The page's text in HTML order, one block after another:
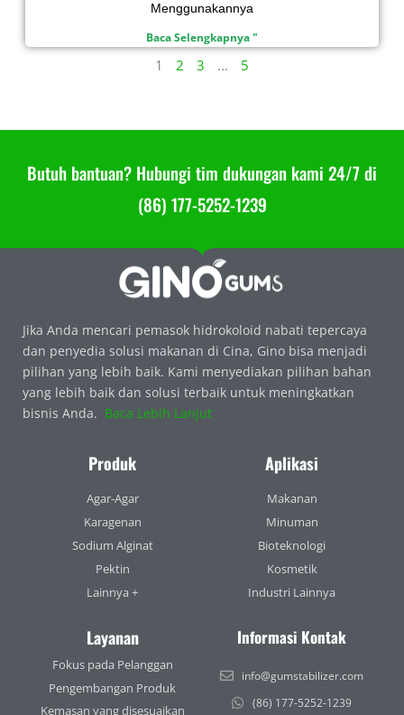
Menggunakannya
Baca Selengkapnya "
1 2 3 ... 5
Butuh bantuan? Hubungi tim dukungan kami 24/7 di
(86) 177-5252-1239
Jika Anda mencari pemasok hidrokoloid nabati tepercaya
dan penyedia solusi makanan di Cina, Gino bisa menjadi
pilihan yang lebih baik. Kami menyediakan pilihan bahan
yang lebih baik dan solusi terbaik untuk meningkatkan
bisnis Anda. Baca Lebih Lanjut
Produk
Agar-Agar
Karagenan
Sodium Alginat
Pektin
Lainnya +
Aplikasi
Makanan
Minuman
Bioteknologi
Kosmetik
Industri Lainnya
Layanan
Fokus pada Pelanggan
Pengembangan Produk
Kemasan yang disesuaikan
Informasi Kontak
info@gumstabilizer.com
(86) 177-5252-1239